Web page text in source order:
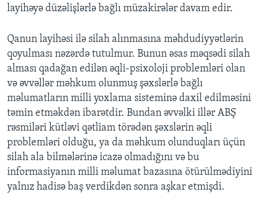
layihəyə düzəlişlərlə bağlı müzakirələr davam edir.
Qanun layihəsi ilə silah alınmasına məhdudiyyətlərin
qoyulması nəzərdə tutulmur. Bunun əsas məqsədi silah
alması qadağan edilən əqli-psixoloji problemləri olan
və əvvəllər məhkum olunmuş şəxslərlə bağlı
məlumatların milli yoxlama sisteminə daxil edilməsini
təmin etməkdən ibarətdir. Bundan əvvəlki illər ABŞ
rəsmiləri kütləvi qətliam törədən şəxslərin əqli
problemləri olduğu, ya da məhkum olunduqları üçün
silah ala bilmələrinə icazə olmadığını və bu
informasiyanın milli məlumat bazasına ötürülmədiyini
yalnız hadisə baş verdikdən sonra aşkar etmişdi.